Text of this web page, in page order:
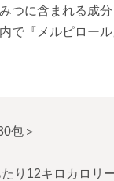
つに含まれる成分
で『メルピロー
包＞
り12キロカロリ